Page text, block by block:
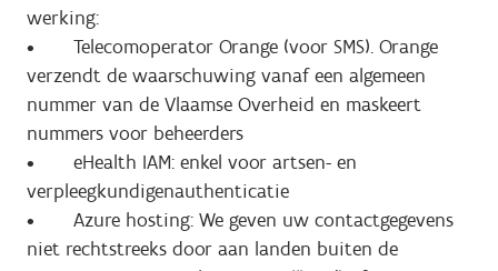
werking:
• Telecomoperator Orange (voor SMS). Orange
verzendt de waarschuwing vanaf een algemeen
nummer van de Vlaamse Overheid en maskeert
nummers voor beheerders
• eHealth IAM: enkel voor artsen- en
verpleegkundigenauthenticatie
• Azure hosting: We geven uw contactgegevens
niet rechtstreeks door aan landen buiten de